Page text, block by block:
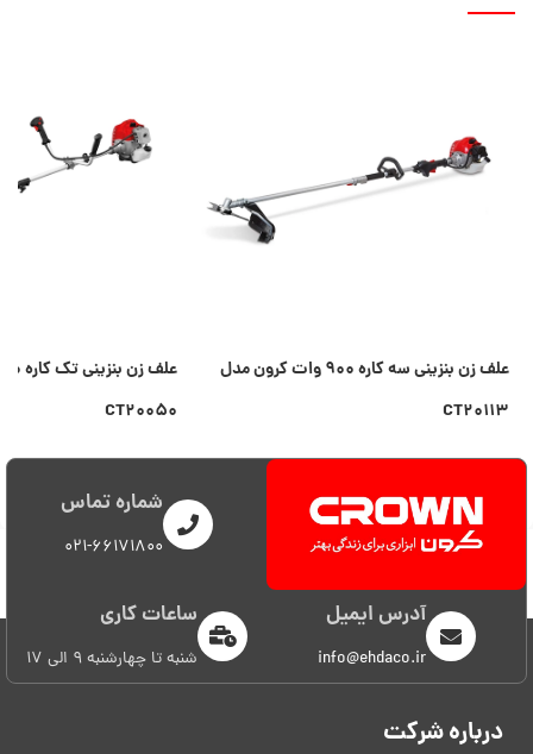
علف زن بنزینی سه کاره ۹۰۰ وات کرون مدل
CT۲۰۱۱۳
CT۲۰۰۵۰
شماره تماس
021-66171800
آدرس ایمیل
info@ehdaco.ir
ساعات کاری
شنبه تا چهارشنبه 9 الی 17
درباره شرکت